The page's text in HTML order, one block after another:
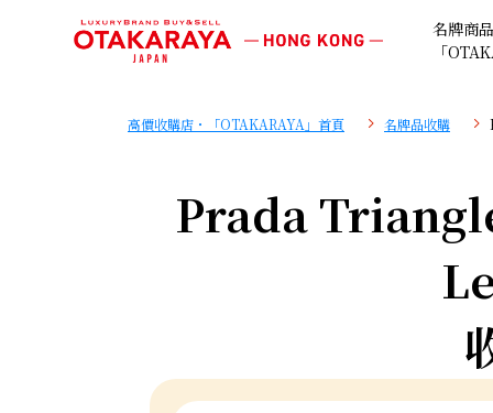
名牌商
「
高價收購店・「OTAKARAYA」首頁 名牌品收購
Prada